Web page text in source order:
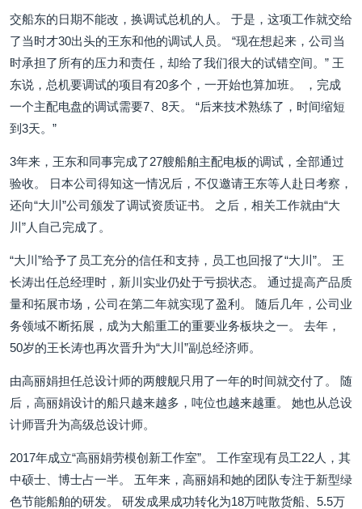
交船东的日期不能改，换调试总机的人。 于是，这项工作就交给
了当时才30出头的王东和他的调试人员。 “现在想起来，公司当
时承担了所有的压力和责任，却给了我们很大的试错空间。” 王
东说，总机要调试的项目有20多个，一开始也算加班。 ，完成
一个主配电盘的调试需要7、8天。 “后来技术熟练了，时间缩短
到3天。”
3年来，王东和同事完成了27艘船舶主配电板的调试，全部通过
验收。 日本公司得知这一情况后，不仅邀请王东等人赴日考察，
还向“大川”公司颁发了调试资质证书。 之后，相关工作就由“大
川”人自己完成了。
“大川”给予了员工充分的信任和支持，员工也回报了“大川”。 王
长涛出任总经理时，新川实业仍处于亏损状态。 通过提高产品质
量和拓展市场，公司在第二年就实现了盈利。 随后几年，公司业
务领域不断拓展，成为大船重工的重要业务板块之一。 去年，
50岁的王长涛也再次晋升为“大川”副总经济师。
由高丽娟担任总设计师的两艘舰只用了一年的时间就交付了。 随
后，高丽娟设计的船只越来越多，吨位也越来越重。 她也从总设
计师晋升为高级总设计师。
2017年成立“高丽娟劳模创新工作室”。 工作室现有员工22人，其
中硕士、博士占一半。 五年来，高丽娟和她的团队专注于新型绿
色节能船舶的研发。 研发成果成功转化为18万吨散货船、5.5万